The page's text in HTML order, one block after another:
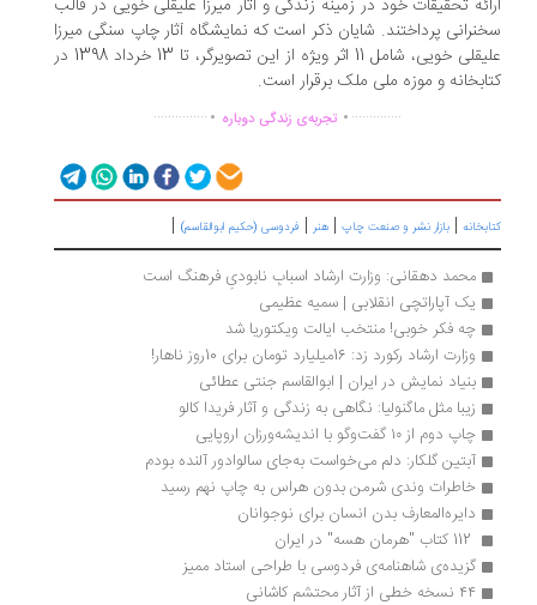
تحقیقات خود در زمینه زندگی و آثار میرزا علیقلی خویی در قالب
پرداختند. شایان ذکر است که نمایشگاه آثار چاپ سنگی میرزا
علیقلی خویی، شامل 11 اثر ویژه از این تصویرگر، تا 13 خرداد 1398 در
و موزه ملی ملک برقرار است.
................تجربه‌ی زندگی دوباره ...............
|بازار نشر و صنعت چاپ|هنر|فردوسی (حکیم ابوالقاسم) |
محمد دهقانی: وزارت ارشاد اسبابِ نابودیِ فرهنگ است
یک آپاراتچی انقلابی | سمیه عظیمی
چه فکر خوبی! منتخب ایالت ویکتوریا شد
وزارت ارشاد رکورد زد: 16میلیارد تومان برای 10روز ناهار!
بنیاد نمایش در ایران | ابوالقاسم جنتی عطائی
زیبا مثل ماگنولیا: نگاهی به زندگی و آثار فریدا کالو
چاپ دوم از ۱۰ گفت‌وگو با اندیشه‌ورزان اروپایی
آبتین گلکار: دلم می‌خواست به‌جای سالوادور آلنده بودم
خاطرات وندی شرمن بدون هراس به چاپ نهم رسید
دایره‌المعارف بدن انسان برای نوجوانان
گزیده‌ی شاهنامه‌ی فردوسی با طراحی استاد ممیز